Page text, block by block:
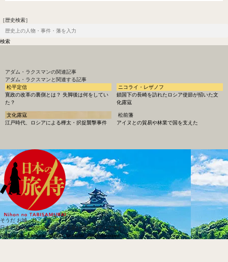
［歴史検索］
アダム・ラクスマンの関連記事
アダム・ラクスマンと関連する記事
松平定信
寛政の改革の裏側とは？ 失脚後は何をしてい
た？
ニコライ・レザノフ
鎖国下の長崎を訪れたロシア使節が招いた文
化露寇
文化露寇
江戸時代、ロシアによる樺太・択捉襲撃事件
松前藩
アイヌとの貿易や林業で国を支えた
そうだ お城、行こう
日本の旅侍は知的城を提案する旅行情報メディアです。
SNS@tabi_samurai_@tabi_samurai_@tabisamurai